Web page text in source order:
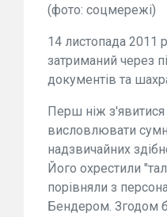
(фото: соцмережі)
14 листопада 2011
затриманий через
документів та
Перш ніж з'явитися
висловлювати
надзвичайних
Його охрестили
порівняли з
Бендером. Згодом